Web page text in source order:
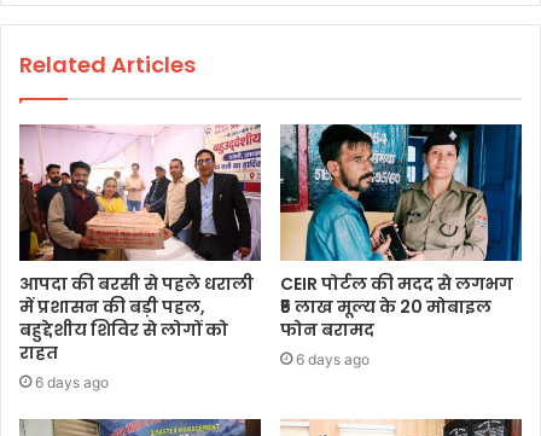
Related Articles
आपदा की बरसी से पहले धराली
में प्रशासन की बड़ी पहल,
बहुद्देशीय शिविर से लोगों को
राहत
6 days ago
CEIR पोर्टल की मदद से लगभग
₹5 लाख मूल्य के 20 मोबाइल
फोन बरामद
6 days ago